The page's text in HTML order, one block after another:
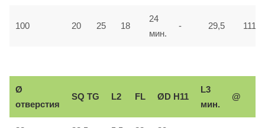
100 20 25 18
24
мин.
- 29,5 111
Ø
отверстия
SQ TG L2 FL ØD H11
L3
мин.
@